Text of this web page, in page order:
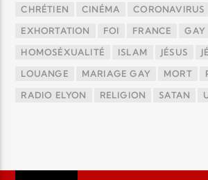
CHRÉTIEN CINÉMA CORONAVIRUS
EXHORTATION FOI FRANCE GAY
HOMOSÉXUALITÉ ISLAM JÉSUS
LOUANGE MARIAGE GAY MORT
RADIO ELYON RELIGION SATAN